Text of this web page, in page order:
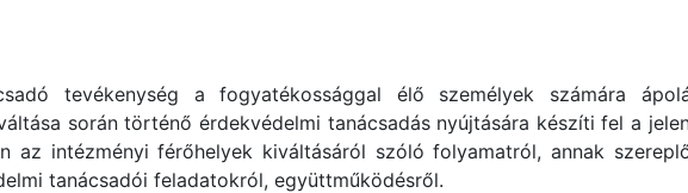
tevékenység a fogyatékossággal élő személyek számára
során történő érdekvédelmi tanácsadás nyújtására készíti fel a
az intézményi férőhelyek kiváltásáról szóló folyamatról, annak
tanácsadói feladatokról, együttműködésről.